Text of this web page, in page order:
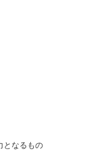
となるもの